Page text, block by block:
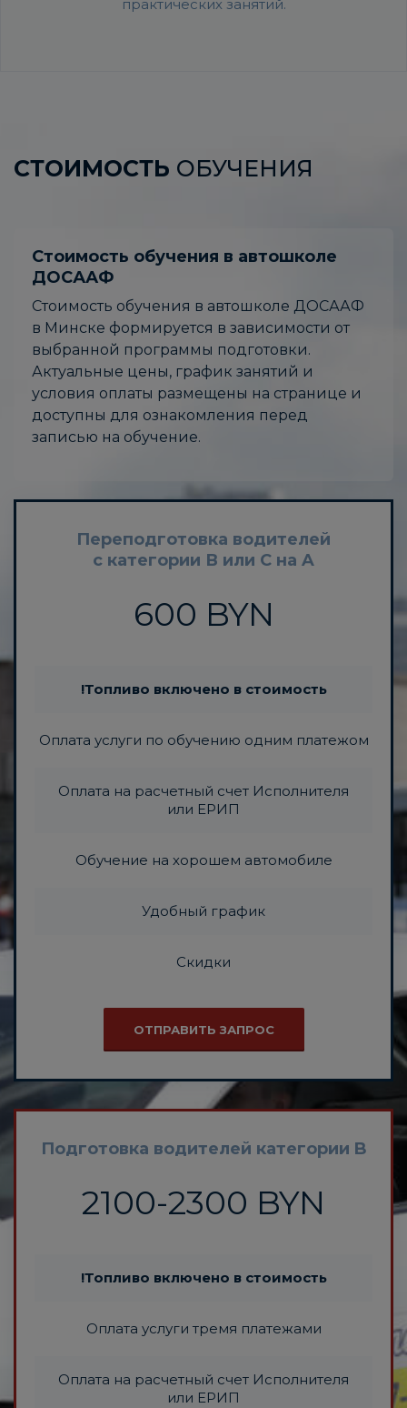
практических занятий.
СТОИМОСТЬ ОБУЧЕНИЯ
Стоимость обучения в автошколе
ДОСААФ
Стоимость обучения в автошколе ДОСААФ
в Минске формируется в зависимости от
выбранной программы подготовки.
Актуальные цены, график занятий и
условия оплаты размещены на странице и
доступны для ознакомления перед
записью на обучение.
Переподготовка водителей
с категории В или С на A
600 BYN
!Топливо включено в стоимость
Оплата услуги по обучению одним платежом
Оплата на расчетный счет Исполнителя
или ЕРИП
Обучение на хорошем автомобиле
Удобный график
Скидки
ОТПРАВИТЬ ЗАПРОС
Подготовка водителей категории B
2100-2300 BYN
!Топливо включено в стоимость
Оплата услуги тремя платежами
Оплата на расчетный счет Исполнителя
или ЕРИП